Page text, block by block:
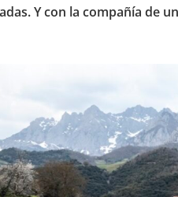
Y con la compañía de